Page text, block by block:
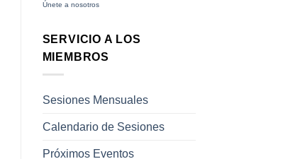
Únete a nosotros
SERVICIO A LOS
MIEMBROS
Sesiones Mensuales
Calendario de Sesiones
Próximos Eventos